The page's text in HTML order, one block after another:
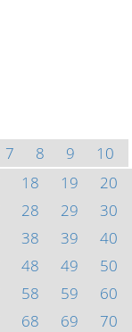
7 8 9
10
18 19
20
28 29
30
38 39
40
48 49
50
58 59
60
68 69
70